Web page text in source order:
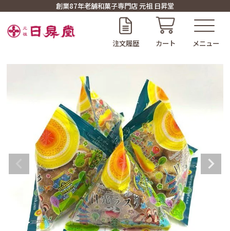
創業87年老舗和菓子専門店 元祖 日昇堂
注文履歴 カート